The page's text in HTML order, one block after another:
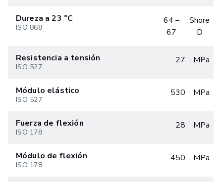
Dureza a 23 °C
ISO 868
64 –
67
Shore
D
Resistencia a tensión
ISO 527
27 MPa
Módulo elástico
ISO 527
530 MPa
Fuerza de flexión
ISO 178
28 MPa
Módulo de flexión
ISO 178
450 MPa